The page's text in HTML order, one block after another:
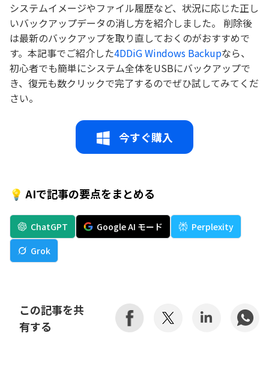
システムイメージやファイル履歴など、状況に応じた正し
いバックアップデータの消し方を紹介しました。 削除後
は最新のバックアップを取り直しておくのがおすすめで
す。本記事でご紹介した4DDiG Windows Backupなら、
初心者でも簡単にシステム全体をUSBにバックアップで
き、復元も数クリックで完了するのでぜひ試してみてくだ
さい。
今すぐ購入
💡 AIで記事の要点をまとめる
ChatGPT Google AI モード
Perplexity
Grok
この記事を共
有する